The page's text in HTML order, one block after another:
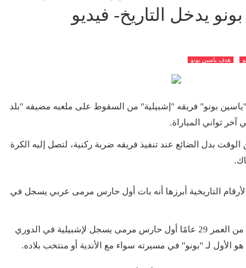
يدخل التاريخ- فيديو
هدف ياسين بونو
"ياسين بونو" فريقه "إشبيلية" من السقوط على ملعبه مضيفه "بلد
ثواني المباراة.
بدل الضائع عند تنفيذ فريقه ضربة ركنية، لتصل إليه الكرة
التاريخية أبرزها أنه بات أول حارس مرمى عربي يسجل في
وأصبح الحارس المغربي البالغ من العمر 29 عامًا أول حارس مرمى يسجل لإشبيلية في الدوري
هو الأول لـ "بونو" في مسيرته سواء مع الأندية أو منتخب بلاده.